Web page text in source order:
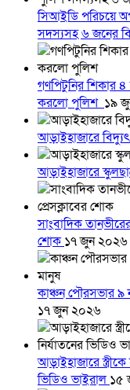
সিআইডি পরিচয়ে
সদস্যসহ ৬ জনের
গণপিটুনির শিকার
করলো পুলিশ ১৯
আড়াইহাজারে
আড়াইহাজারে
সাংবাদিক
শোক ১৭ জুন ২০২৬
কাঞ্চন পৌরসভার ৯
১৭ জুন ২০২৬
আড়াইহাজারে স্ত্রীকে
ভিডিও ভাইরাল ১৫